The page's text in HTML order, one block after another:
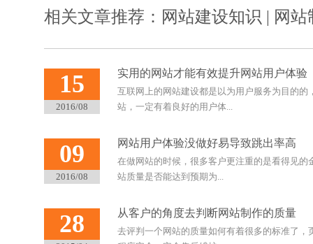
相关文章推荐： 网站建设知识 | 网站
15
2016/08
实用的网站才能有效提升网站用户体验
互联网上的网站建设都是以为用户服务为目的的
站，一定有着良好的用户体...
09
2016/08
网站用户体验没做好易导致跳出率高
在做网站的时候，很多客户更注重的是看得见的
站质量是否能达到预期为...
28 从客户的角度去判断网站制作的质量
去评判一个网站的质量如何有着很多的标准了，